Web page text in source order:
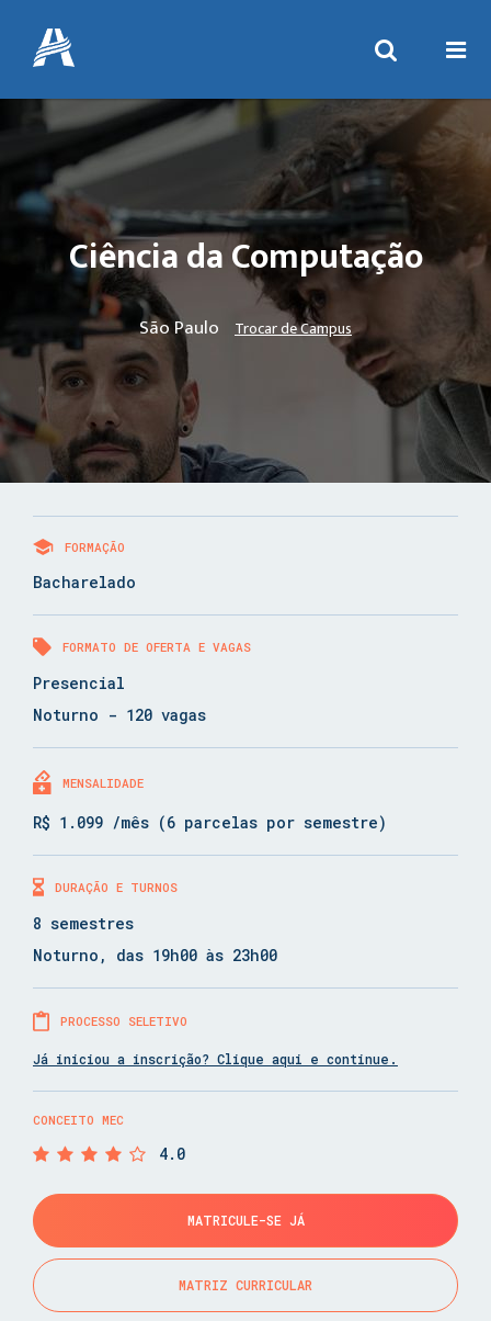
Ciência da Computação
São Paulo Trocar de Campus
FORMAÇÃO
Bacharelado
FORMATO DE OFERTA E VAGAS
Presencial
Noturno - 120 vagas
MENSALIDADE
R$ 1.099 /mês (6 parcelas por semestre)
DURAÇÃO E TURNOS
8 semestres
Noturno, das 19h00 às 23h00
PROCESSO SELETIVO
Já iniciou a inscrição? Clique aqui e continue.
CONCEITO MEC
4.0
MATRICULE-SE JÁ
MATRIZ CURRICULAR